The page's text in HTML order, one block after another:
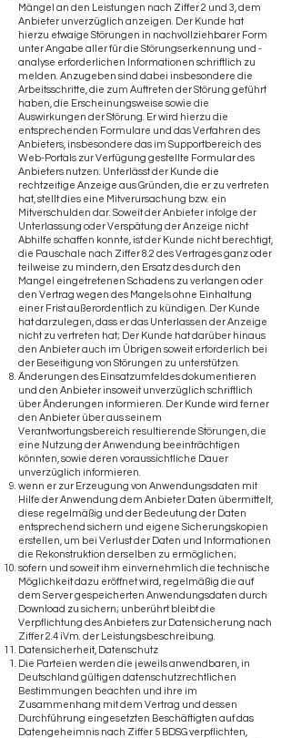
Mängel an den Leistungen nach Ziffer 2 und 3, dem
Anbieter unverzüglich anzeigen. Der Kunde hat
hierzu etwaige Störungen in nachvollziehbarer Form
unter Angabe aller für die Störungserkennung und -
analyse erforderlichen Informationen schriftlich zu
melden. Anzugeben sind dabei insbesondere die
Arbeitsschritte, die zum Auftreten der Störung geführt
haben, die Erscheinungsweise sowie die
Auswirkungen der Störung. Er wird hierzu die
entsprechenden Formulare und das Verfahren des
Anbieters, insbesondere das im Supportbereich des
Web-Portals zur Verfügung gestellte Formular des
Anbieters nutzen. Unterlässt der Kunde die
rechtzeitige Anzeige aus Gründen, die er zu vertreten
hat, stellt dies eine Mitverursachung bzw. ein
Mitverschulden dar. Soweit der Anbieter infolge der
Unterlassung oder Verspätung der Anzeige nicht
Abhilfe schaffen konnte, ist der Kunde nicht berechtigt,
die Pauschale nach Ziffer 8.2 des Vertrages ganz oder
teilweise zu mindern, den Ersatz des durch den
Mangel eingetretenen Schadens zu verlangen oder
den Vertrag wegen des Mangels ohne Einhaltung
einer Frist außerordentlich zu kündigen. Der Kunde
hat darzulegen, dass er das Unterlassen der Anzeige
nicht zu vertreten hat; Der Kunde hat darüber hinaus
den Anbieter auch im Übrigen soweit erforderlich bei
der Beseitigung von Störungen zu unterstützen.
Änderungen des Einsatzumfeldes dokumentieren
und den Anbieter insoweit unverzüglich schriftlich
über Änderungen informieren. Der Kunde wird ferner
den Anbieter über aus seinem
Verantwortungsbereich resultierende Störungen, die
eine Nutzung der Anwendung beeinträchtigen
könnten, sowie deren voraussichtliche Dauer
unverzüglich informieren.
wenn er zur Erzeugung von Anwendungsdaten mit
Hilfe der Anwendung dem Anbieter Daten übermittelt,
diese regelmäßig und der Bedeutung der Daten
entsprechend sichern und eigene Sicherungskopien
erstellen, um bei Verlust der Daten und Informationen
die Rekonstruktion derselben zu ermöglichen;
sofern und soweit ihm einvernehmlich die technische
Möglichkeit dazu eröffnet wird, regelmäßig die auf
dem Server gespeicherten Anwendungsdaten durch
Download zu sichern; unberührt bleibt die
Verpflichtung des Anbieters zur Datensicherung nach
Ziffer 2.4 iVm. der Leistungsbeschreibung.
Datensicherheit, Datenschutz
Die Parteien werden die jeweils anwendbaren, in
Deutschland gültigen datenschutzrechtlichen
Bestimmungen beachten und ihre im
Zusammenhang mit dem Vertrag und dessen
Durchführung eingesetzten Beschäftigten auf das
Datengeheimnis nach Ziffer 5 BDSG verpflichten,